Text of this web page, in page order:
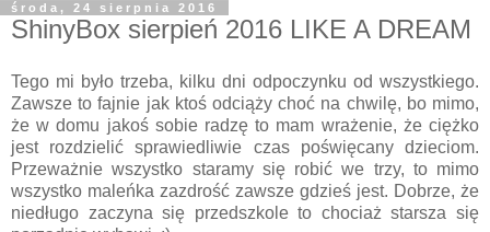
środa, 24 sierpnia 2016
ShinyBox sierpień 2016 LIKE A DREAM
Tego mi było trzeba, kilku dni odpoczynku od wszystkiego.
Zawsze to fajnie jak ktoś odciąży choć na chwilę, bo mimo,
że w domu jakoś sobie radzę to mam wrażenie, że ciężko
jest rozdzielić sprawiedliwie czas poświęcany dzieciom.
Przeważnie wszystko staramy się robić we trzy, to mimo
wszystko maleńka zazdrość zawsze gdzieś jest. Dobrze, że
niedługo zaczyna się przedszkole to chociaż starsza się